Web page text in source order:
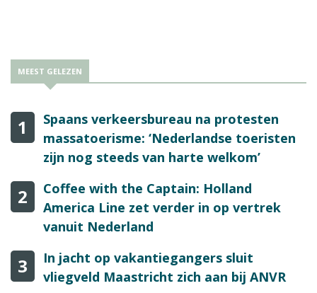
MEEST GELEZEN
1
Spaans verkeersbureau na protesten
massatoerisme: ‘Nederlandse toeristen
zijn nog steeds van harte welkom’
2
Coffee with the Captain: Holland
America Line zet verder in op vertrek
vanuit Nederland
3
In jacht op vakantiegangers sluit
vliegveld Maastricht zich aan bij ANVR